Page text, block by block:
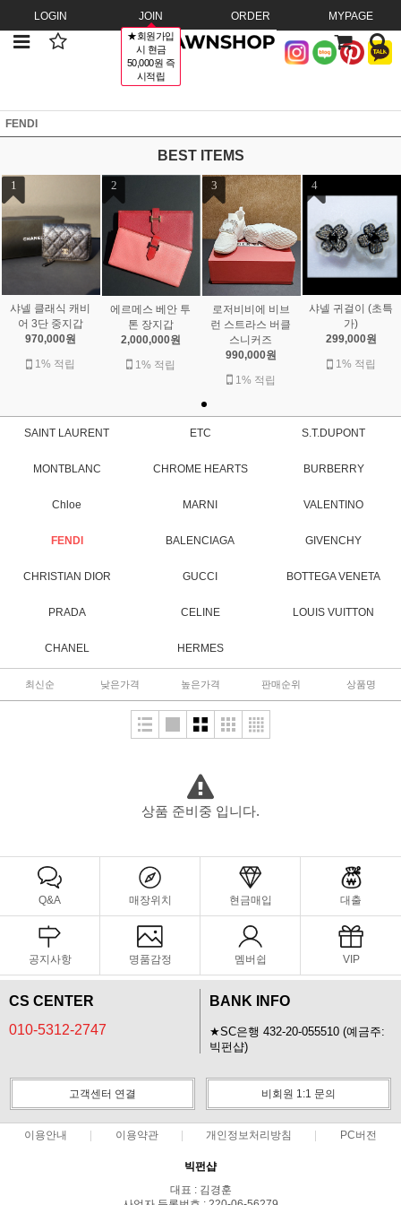
LOGIN JOIN
★회원가입
시 현금
50,000원 즉
시적립
ORDER MYPAGE
FENDI
BEST ITEMS
1
샤넬 클래식 캐비
어 3단 중지갑
970,000원
1% 적립
2
에르메스 베안 투
톤 장지갑
2,000,000원
1% 적립
3
로저비비에 비브
런 스트라스 버클
스니커즈
990,000원
1% 적립
4
샤넬 귀걸이 (초특
가)
299,000원
1% 적립
SAINT LAURENT ETC S.T.DUPONT
MONTBLANC CHROME HEARTS BURBERRY
Chloe MARNI VALENTINO
FENDI BALENCIAGA GIVENCHY
CHRISTIAN DIOR GUCCI BOTTEGA VENETA
PRADA CELINE LOUIS VUITTON
CHANEL HERMES
최신순 낮은가격 높은가격 판매순위 상품명
상품 준비중 입니다.
Q&A 매장위치 현금매입 대출
공지사항 명품감정 멤버쉽 VIP
CS CENTER
010-5312-2747
BANK INFO
★SC은행 432-20-055510 (예금주:
빅펀샵)
고객센터 연결 비회원 1:1 문의
이용안내 이용약관 개인정보처리방침 PC버전
빅펀샵
대표 : 김경훈